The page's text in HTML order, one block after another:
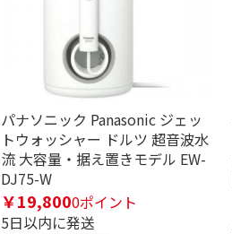
パナソニック Panasonic ジェッ
トウォッシャー ドルツ 超音波水
流 大容量・据え置きモデル EW-
DJ75-W
￥19,8000ポイント
5日以内に発送
交流式